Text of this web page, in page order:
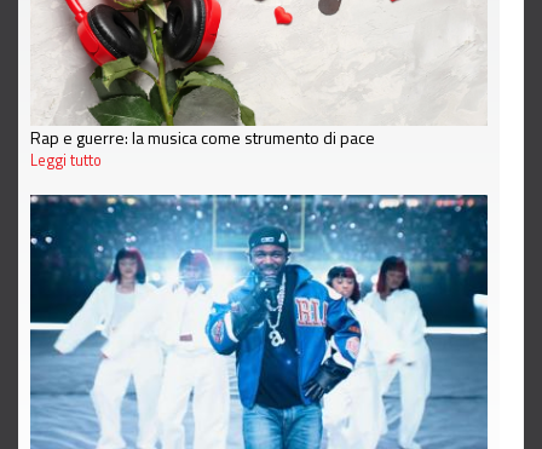
Rap e guerre: la musica come strumento di pace
Leggi tutto